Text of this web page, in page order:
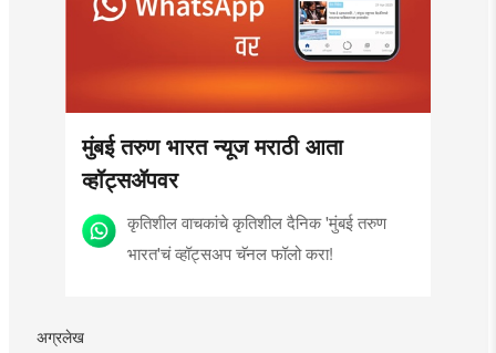
मुंबई तरुण भारत न्यूज मराठी आता
व्हॉट्सॲपवर
कृतिशील वाचकांचे कृतिशील दैनिक 'मुंबई तरुण
भारत'चं व्हॉट्सअप चॅनल फॉलो करा!
अग्रलेख